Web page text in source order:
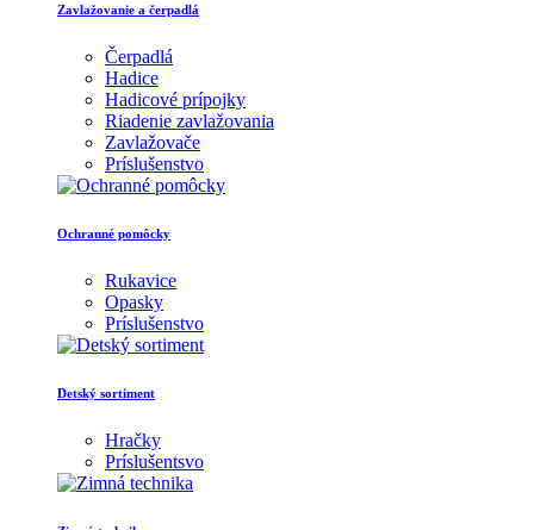
Zavlažovanie a čerpadlá
Čerpadlá
Hadice
Hadicové prípojky
Riadenie zavlažovania
Zavlažovače
Príslušenstvo
Ochranné pomôcky
Rukavice
Opasky
Príslušenstvo
Detský sortiment
Hračky
Príslušentsvo